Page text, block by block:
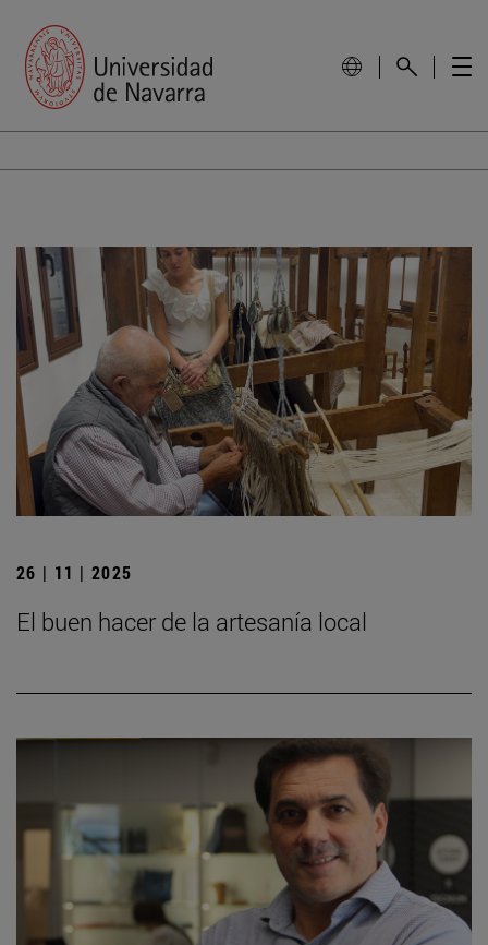
26 | 11 | 2025
El buen hacer de la artesanía local